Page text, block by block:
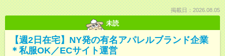
掲載日：2026.08.05
未読
【週2日在宅】NY発の有名アパレルブランド企業
＊私服OK／ECサイト運営